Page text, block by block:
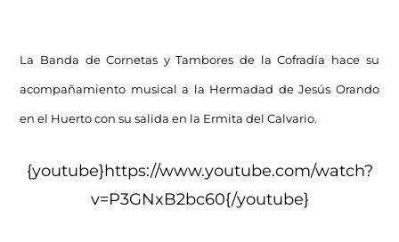
La Banda de Cornetas y Tambores de la Cofradía hace su
acompañamiento musical a la Hermadad de Jesús Orando
en el Huerto con su salida en la Ermita del Calvario.
{youtube}https://www.youtube.com/watch?
v=P3GNxB2bc60{/youtube}